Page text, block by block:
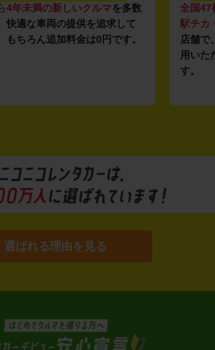
4年未満の新しいクルマを多数
快適な車両の提供を追求して
もちろん追加料金は0円です。
全国47
駅チカ
店舗で
用いた
す。
選ばれる理由を見る